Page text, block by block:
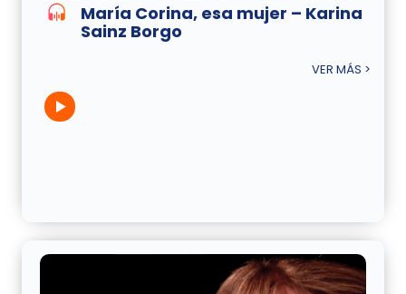
María Corina, esa mujer – Karina
Sainz Borgo
VER MÁS >